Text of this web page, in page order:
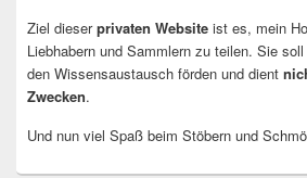
Ziel dieserprivaten Website ist es, mein
Liebhabern und Sammlern zu teilen. Sie
den Wissensaustausch förden und dient
Zwecken.
Und nun viel Spaß beim Stöbern und